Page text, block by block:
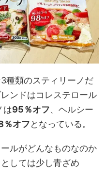
種類のスティリーノだ
ンドはコレステロール
は95％オフ、ヘルシー
％オフとなっている。
ルがどんなものなのか
しては少し青ざめ